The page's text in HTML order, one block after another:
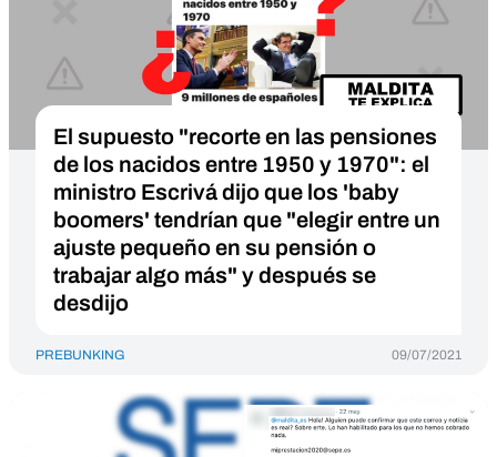
El supuesto "recorte en las pensiones
de los nacidos entre 1950 y 1970": el
ministro Escrivá dijo que los 'baby
boomers' tendrían que "elegir entre un
ajuste pequeño en su pensión o
trabajar algo más" y después se
desdijo
PREBUNKING 09/07/2021